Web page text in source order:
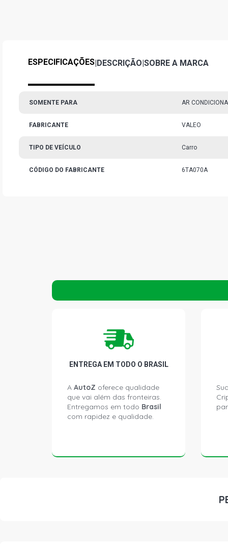
ESPECIFICAÇÕES|DESCRIÇÃO|SOBRE A MARCA
SOMENTE PARA AR
FABRICANTE VALEO
TIPO DE VEÍCULO Carro
CÓDIGO DO FABRICANTE 6TA070A
ENTREGA EM TODO O BRASIL
A AutoZ oferece qualidade
que vai além das fronteiras.
Entregamos em todo Brasil
com rapidez e qualidade.